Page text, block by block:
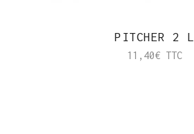
PITCHER 2 L
11,40€ TTC